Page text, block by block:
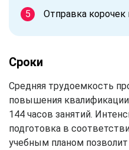
Отправка корочек
Сроки
Средняя трудоемкость
повышения
144 часов занятий.
подготовка в
учебным планом